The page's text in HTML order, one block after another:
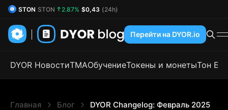
Перейти на DYOR.io
DYOR НовостиTMAОбучениеТокены и монетыТон
Главная Блог DYOR Changelog: Февраль 2025